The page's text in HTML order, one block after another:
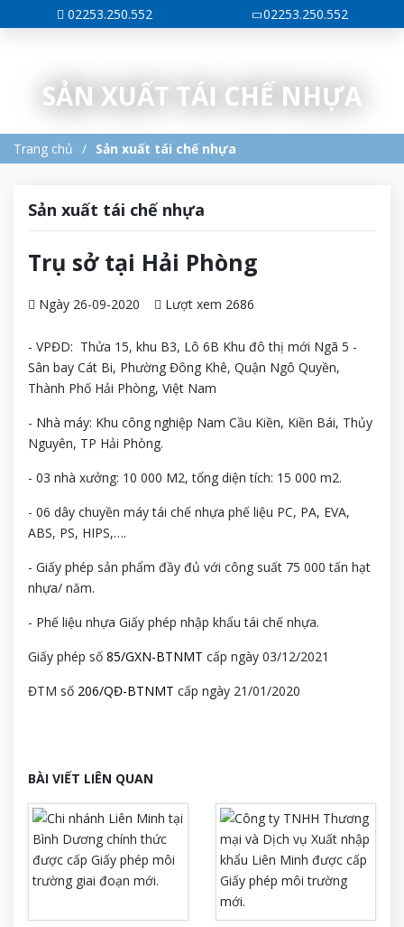
02253.250.552 02253.250.552
SẢN XUẤT TÁI CHẾ NHỰA
Trang chủ Sản xuất tái chế nhựa
Sản xuất tái chế nhựa
Trụ sở tại Hải Phòng
Ngày 26-09-2020 Lượt xem 2686
- VPĐD: Thửa 15, khu B3, Lô 6B Khu đô thị mới Ngã 5 -
Sân bay Cát Bi, Phường Đông Khê, Quận Ngô Quyền,
Thành Phố Hải Phòng, Việt Nam
- Nhà máy: Khu công nghiệp Nam Cầu Kiền, Kiền Bái, Thủy
Nguyên, TP Hải Phòng.
- 03 nhà xưởng: 10 000 M2, tổng diện tích: 15 000 m2.
- 06 dây chuyền máy tái chế nhựa phế liệu PC, PA, EVA,
ABS, PS, HIPS,….
- Giấy phép sản phẩm đầy đủ với công suất 75 000 tấn hạt
nhựa/ năm.
- Phế liệu nhựa Giấy phép nhập khẩu tái chế nhựa.
Giấy phép số 85/GXN-BTNMT cấp ngày 03/12/2021
ĐTM số 206/QĐ-BTNMT cấp ngày 21/01/2020
BÀI VIẾT LIÊN QUAN